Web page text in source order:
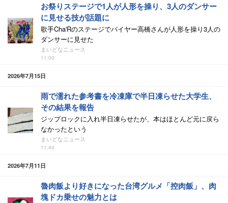
お祭りステージで1人が人形を操り、3人のダンサー
に見せる技が話題に
歌手Cha'Rのステージでバイヤー高橋さんが人形を操り3人の
ダンサーに見せた
まいどなニュース
11:00
2026年7月15日
雨で濡れた参考書を冷凍庫で半日凍らせた大学生、
その結果を報告
ジップロックに入れ半日凍らせたが、本はほとんど元に戻ら
なかったという
まいどなニュース
11:40
2026年7月11日
魯肉飯より好きになった台湾グルメ「控肉飯」、肉
塊ドカ乗せの魅力とは